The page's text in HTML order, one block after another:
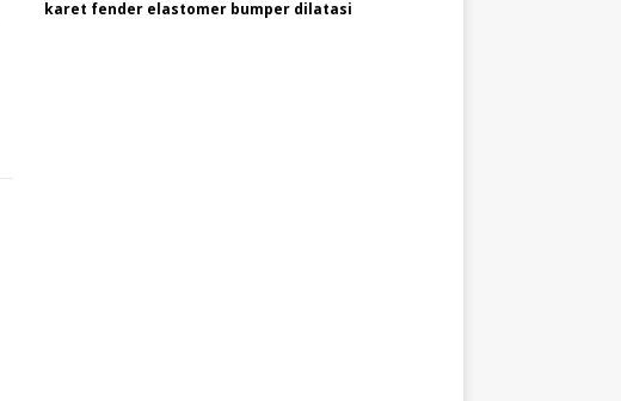
karet fender elastomer bumper dilatasi